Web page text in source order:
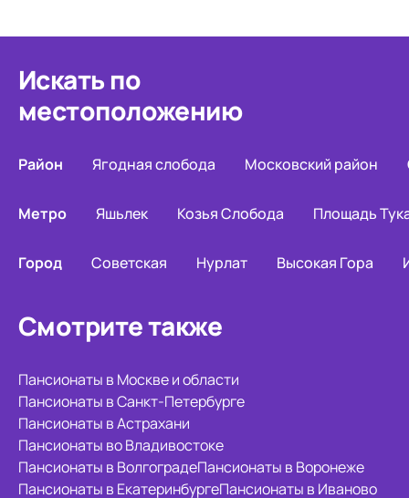
Искать по
местоположению
Район Ягодная слобода Московский район
Метро Яшьлек Козья Слобода Площадь
Город Советская Нурлат Высокая Гора
Смотрите также
Пансионаты в Москве и области
Пансионаты в Санкт-Петербурге
Пансионаты в Астрахани
Пансионаты во Владивостоке
Пансионаты в ВолгоградеПансионаты в Воронеже
Пансионаты в ЕкатеринбургеПансионаты в Иваново